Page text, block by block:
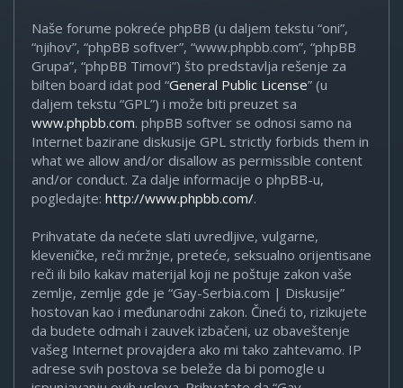
Naše forume pokreće phpBB (u daljem tekstu “oni”,
“njihov”, “phpBB softver”, “www.phpbb.com”, “phpBB
Grupa”, “phpBB Timovi”) što predstavlja rešenje za
bilten board idat pod “General Public License” (u
daljem tekstu “GPL”) i može biti preuzet sa
www.phpbb.com. phpBB softver se odnosi samo na
Internet bazirane diskusije GPL strictly forbids them in
what we allow and/or disallow as permissible content
and/or conduct. Za dalje informacije o phpBB-u,
pogledajte: http://www.phpbb.com/.
Prihvatate da nećete slati uvredljive, vulgarne,
kleveničke, reči mržnje, preteće, seksualno orijentisane
reči ili bilo kakav materijal koji ne poštuje zakon vaše
zemlje, zemlje gde je “Gay-Serbia.com | Diskusije”
hostovan kao i međunarodni zakon. Čineći to, rizikujete
da budete odmah i zauvek izbačeni, uz obaveštenje
vašeg Internet provajdera ako mi tako zahtevamo. IP
adrese svih postova se beleže da bi pomogle u